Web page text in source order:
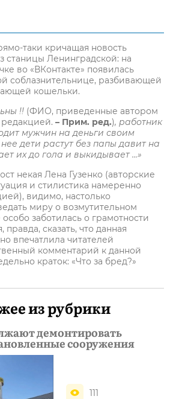
таки кричащая новость
станицы Ленинградской: на
во «ВКонтакте» появилась
соблазнительнице, разбивающей
кошельки.
!! (ФИО, приведенные автором
редакцией. – Прим. ред.), работник
мужчин на деньги своим
дети растут без папы давит на
их до гола и выкидывает ...»
некая Лена Гузенко (авторские
и стилистика намеренно
видимо, настолько
миру о возмутительном
заботилась о грамотности
правда, сказать, что данная
впечатлила читателей
комментарий к данной
краток: «Что за бред?»
из рубрики
демонтировать
сооружения
111